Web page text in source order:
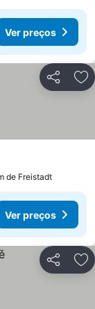
Ver preços
Partilhar
de Freistadt
Ver preços
Partilhar